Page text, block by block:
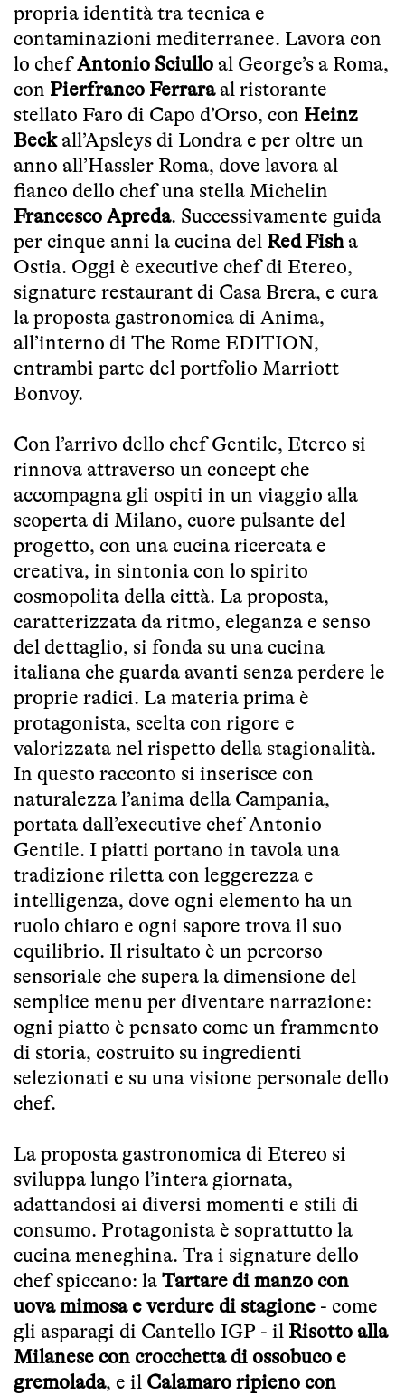
propria identità tra tecnica e
contaminazioni mediterranee. Lavora con
lo chefAntonio Sciullo al George’s a Roma,
con Pierfranco Ferraraal ristorante
stellato Faro di Capo d’Orso, con Heinz
Beckall’Apsleys di Londra e per oltre un
anno all’Hassler Roma, dove lavora al
fianco dello chef una stella Michelin
Francesco Apreda. Successivamente guida
per cinque anni la cucina del Red Fisha
Ostia. Oggi è executive chef di Etereo,
signature restaurant di Casa Brera, e cura
la proposta gastronomica di Anima,
all’interno di The Rome EDITION,
entrambi parte del portfolio Marriott
Bonvoy.
Con l’arrivo dello chef Gentile, Etereo si
rinnova attraverso un concept che
accompagna gli ospiti in un viaggio alla
scoperta di Milano, cuore pulsante del
progetto, con una cucina ricercata e
creativa, in sintonia con lo spirito
cosmopolita della città. La proposta,
caratterizzata da ritmo, eleganza e senso
del dettaglio, si fonda su una cucina
italiana che guarda avanti senza perdere le
proprie radici. La materia prima è
protagonista, scelta con rigore e
valorizzata nel rispetto della stagionalità.
In questo racconto si inserisce con
naturalezza l’anima della Campania,
portata dall’executive chef Antonio
Gentile. I piatti portano in tavola una
tradizione riletta con leggerezza e
intelligenza, dove ogni elemento ha un
ruolo chiaro e ogni sapore trova il suo
equilibrio. Il risultato è un percorso
sensoriale che supera la dimensione del
semplice menu per diventare narrazione:
ogni piatto è pensato come un frammento
di storia, costruito su ingredienti
selezionati e su una visione personale dello
chef.
La proposta gastronomica di Etereo si
sviluppa lungo l’intera giornata,
adattandosi ai diversi momenti e stili di
consumo. Protagonista è soprattutto la
cucina meneghina. Tra i signature dello
chef spiccano: la Tartare di manzo con
uova mimosa e verdure di stagione - come
gli asparagi di Cantello IGP - il Risotto alla
Milanese con crocchetta di ossobuco e
gremolada, e il Calamaro ripieno con